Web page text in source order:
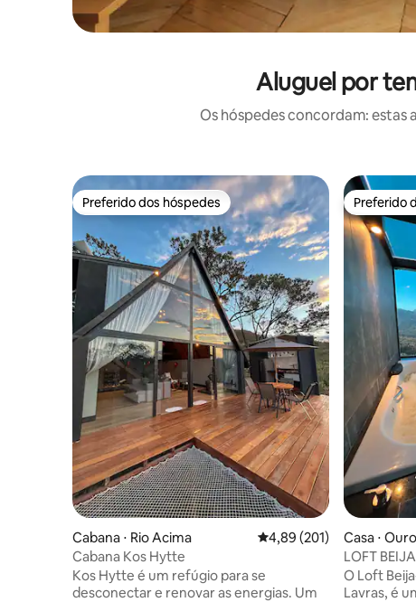
Aluguel por
Os hóspedes concordam:
Preferido dos hóspedes
Preferido dos hóspedes
Cabana ⋅ Rio Acima 4,89 de uma avaliação
4,89 (201)
Cabana Kos Hytte
Kos Hytte é um refúgio para se
desconectar e renovar as energias. Um
Preferido
Preferido
Casa ⋅
LOFT
Refúgio de
O Loft
Lavras, é